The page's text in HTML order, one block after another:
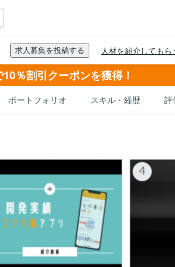
％割引クーポンを獲得！
ポートフォリオ スキル・経歴 評